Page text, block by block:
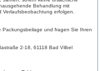
Behandlung mit
erfolgen.
Packungsbeilage und fragen Sie Ihren
2-18, 61118 Bad Vilbel